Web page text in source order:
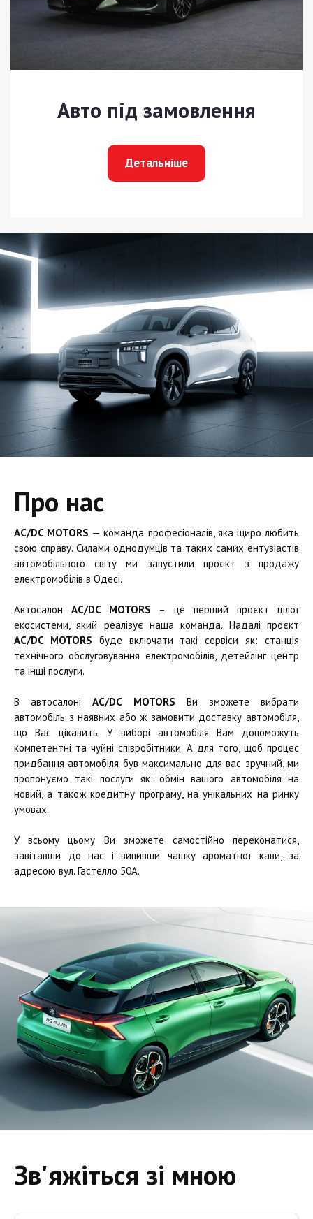
Авто під замовлення
Детальніше
Про нас
AC/DC MOTORS — команда професіоналів, яка щиро любить
свою справу. Силами однодумців та таких самих ентузіастів
автомобільного світу ми запустили проєкт з продажу
електромобілів в Одесі.
АвтосалонAC/DC MOTORS – це перший проєкт цілої
екосистеми, який реалізує наша команда. Надалі проєкт
AC/DC MOTORS буде включати такі сервіси як: станція
технічного обслуговування електромобілів, детейлінг центр
та інші послуги.
В автосалоніAC/DC MOTORS Ви зможете вибрати
автомобіль з наявних або ж замовити доставку автомобіля,
що Вас цікавить. У виборі автомобіля Вам допоможуть
компетентні та чуйні співробітники. А для того, щоб процес
придбання автомобіля був максимально для вас зручний, ми
пропонуємо такі послуги як: обмін вашого автомобіля на
новий, а також кредитну програму, на унікальних на ринку
умовах.
У всьому цьому Ви зможете самостійно переконатися,
завітавши до нас і випивши чашку ароматної кави, за
адресою вул. Гастелло 50А.
Зв'яжіться зі мною